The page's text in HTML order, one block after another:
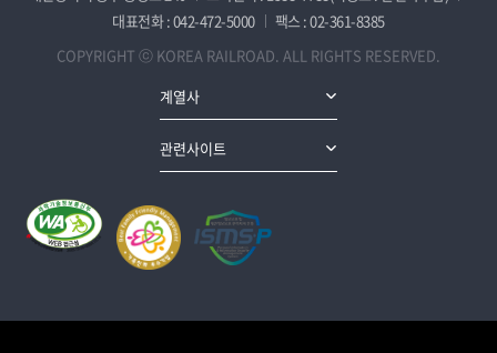
대표전화 : 042-472-5000
팩스 : 02-361-8385
COPYRIGHT ⓒ KOREA RAILROAD. ALL RIGHTS RESERVED.
계열사
관련사이트